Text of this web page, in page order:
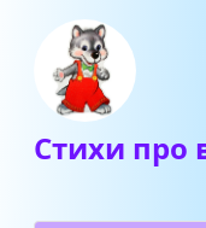
Стихи про